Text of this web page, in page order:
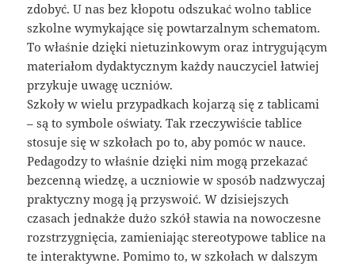
zdobyć. U nas bez kłopotu odszukać wolno tablice
szkolne wymykające się powtarzalnym schematom.
To właśnie dzięki nietuzinkowym oraz intrygującym
materiałom dydaktycznym każdy nauczyciel łatwiej
przykuje uwagę uczniów.
Szkoły w wielu przypadkach kojarzą się z tablicami
– są to symbole oświaty. Tak rzeczywiście tablice
stosuje się w szkołach po to, aby pomóc w nauce.
Pedagodzy to właśnie dzięki nim mogą przekazać
bezcenną wiedzę, a uczniowie w sposób nadzwyczaj
praktyczny mogą ją przyswoić. W dzisiejszych
czasach jednakże dużo szkół stawia na nowoczesne
rozstrzygnięcia, zamieniając stereotypowe tablice na
te interaktywne. Pomimo to, w szkołach w dalszym